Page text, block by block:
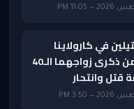
في كارولاينا
الشمالية بعد يوم من ذكرى زواجهما الـ40
قتل وانتحار